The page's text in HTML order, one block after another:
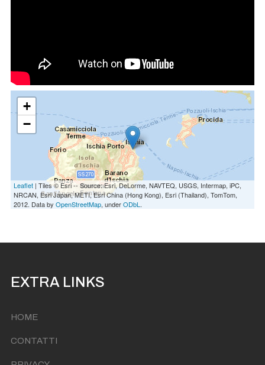
+
−
Leaflet | Tiles © Esri -- Source: Esri, DeLorme, NAVTEQ, USGS, Intermap, iPC,
NRCAN, Esri Japan, METI, Esri China (Hong Kong), Esri (Thailand), TomTom,
2012. Data by OpenStreetMap, underODbL .
EXTRA LINKS
HOME
CONTATTI